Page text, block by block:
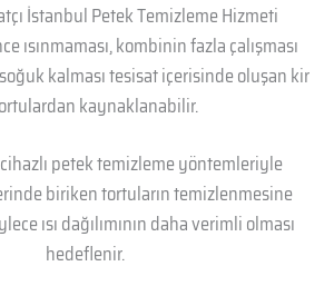
İstanbul Petek Temizleme Hizmeti
ısınmaması, kombinin fazla çalışması
kalması tesisat içerisinde oluşan kir
kaynaklanabilir.
petek temizleme yöntemleriyle
biriken tortuların temizlenmesine
ısı dağılımının daha verimli olması
hedeflenir.